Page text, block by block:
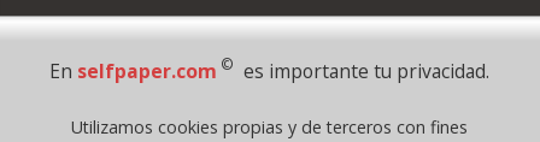
Pago Seguro
En selfpaper.com © es importante tu privacidad.
Utilizamos cookies propias y de terceros con fines